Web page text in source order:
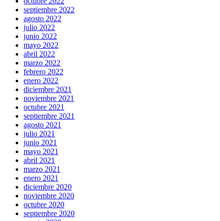
septiembre 2022
agosto 2022
julio 2022
junio 2022
mayo 2022
abril 2022
marzo 2022
febrero 2022
enero 2022
diciembre 2021
noviembre 2021
octubre 2021
septiembre 2021
agosto 2021
julio 2021
junio 2021
mayo 2021
abril 2021
marzo 2021
enero 2021
diciembre 2020
noviembre 2020
octubre 2020
septiembre 2020